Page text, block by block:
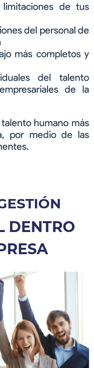
de tus
del personal de
más completos y
del talento
de la
humano más
por medio de las
DENTRO